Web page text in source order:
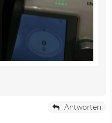
Antworten